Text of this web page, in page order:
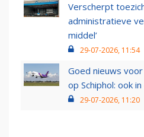
Verscherpt
administratieve
middel’
29-07-2026, 11:54
Goed nieuws
op Schiphol: ook
29-07-2026, 11:20